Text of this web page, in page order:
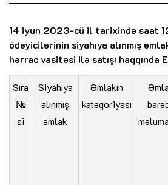
14 iyun 2023-cü il tarixində saat
ödəyicilərinin siyahıya alınmış
hərrac vasitəsi ilə satışı haqqında
Sıra
№
si
Siyahıya
alınmış
əmlak
Əmlakın
kateqoriyası